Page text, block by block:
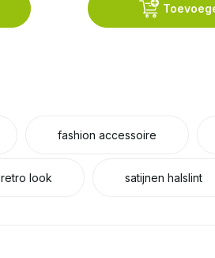
fashion accessoire
retro look satijnen halslint